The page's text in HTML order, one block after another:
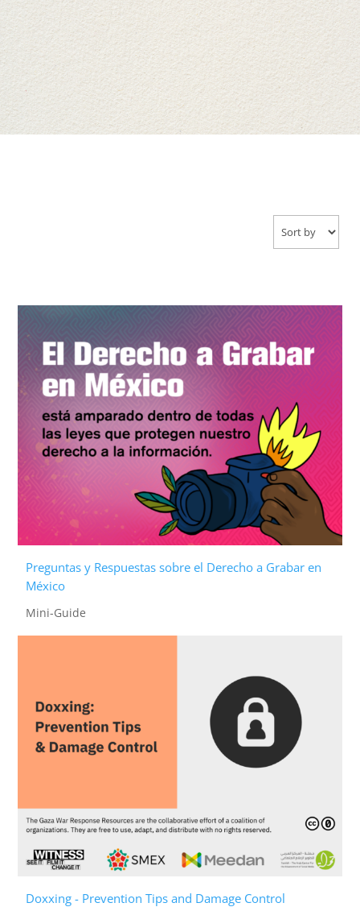
Preguntas y Respuestas sobre el Derecho a Grabar en
México
Mini-Guide
Doxxing - Prevention Tips and Damage Control